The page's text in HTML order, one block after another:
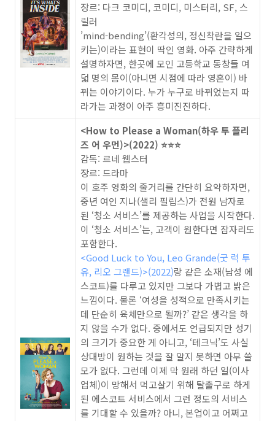
장르: 다크 코미디, 코미디, 미스터리, SF, 스
릴러
’mind-bending’(환각성의, 정신착란을 일으
키는)이라는 표현이 딱인 영화. 아주 간략하게
설명하자면, 한곳에 모인 고등학교 동창들 여
덟 명의 몸이(아니면 시점에 따라 영혼이) 바
뀌는 이야기이다. 누가 누구로 바뀌었는지 따
라가는 과정이 아주 흥미진진하다.
<How to Please a Woman(하우 투 플리
즈 어 우먼)>(2022) ⭐️⭐️⭐️
감독: 르네 웹스터
장르: 드라마
이 호주 영화의 줄거리를 간단히 요약하자면,
중년 여인 지나(샐리 필립스)가 전원 남자로
된 ‘청소 서비스’를 제공하는 사업을 시작한다.
이 ‘청소 서비스’는, 고객이 원한다면 잠자리도
포함한다.
<Good Luck to You, Leo Grande(굿 럭 투
유, 리오 그랜드)>(2022)랑 같은 소재(남성 에
스코트)를 다루고 있지만 그보다 가볍고 밝은
느낌이다. 물론 ‘여성을 성적으로 만족시키는
데 단순히 육체만으로 될까?’ 같은 생각을 하
지 않을 수가 없다. 중에서도 언급되지만 성기
의 크기가 중요한 게 아니고, ‘테크닉’도 사실
상대방이 원하는 것을 잘 알지 못하면 아무 쓸
모가 없다. 그런데 이제 막 원래 하던 일(이사
업체)이 망해서 먹고살기 위해 탈출구로 하게
된 에스코트 서비스에서 그런 정도의 서비스
를 기대할 수 있을까? 아니, 본업이고 어쩌고